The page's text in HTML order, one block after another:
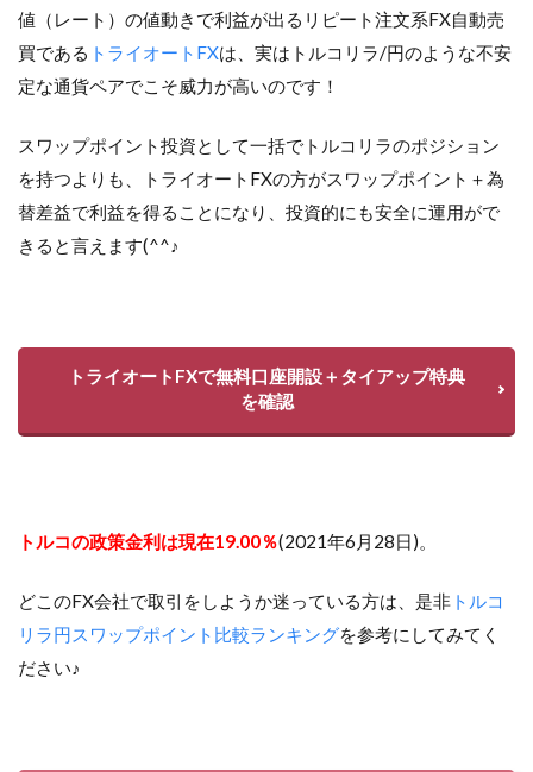
値（レート）の値動きで利益が出るリピート注文系FX自動売
買である トライオートFXは、実はトルコリラ/円のような不安
定な通貨ペアでこそ威力が高いのです！
スワップポイント投資として一括でトルコリラのポジション
を持つよりも、トライオートFXの方がスワップポイント＋為
替差益で利益を得ることになり、投資的にも安全に運用がで
きると言えます(^^♪
トライオートFXで無料口座開設＋タイアップ特典
を確認
トルコの政策金利は現在19.00％(2021年6月28日)。
どこのFX会社で取引をしようか迷っている方は、是非 トルコ
リラ円スワップポイント比較ランキングを参考にしてみてく
ださい♪